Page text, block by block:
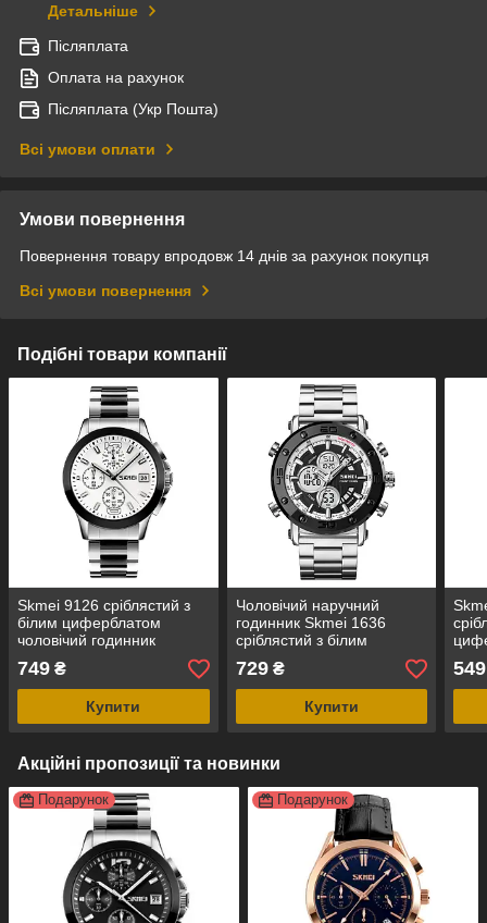
Детальніше
Післяплата
Оплата на рахунок
Післяплата (Укр Пошта)
Всі умови оплати
Умови повернення
Повернення товару впродовж 14 днів за рахунок покупця
Всі умови повернення
Подібні товари компанії
Skmei 9126 сріблястий з
білим циферблатом
чоловічий годинник
749 ₴
Купити
Чоловічий наручний
годинник Skmei 1636
сріблястий з білим
циферблатом
729₴
Купити
549
Акційні пропозиції та новинки
Подарунок Подарунок